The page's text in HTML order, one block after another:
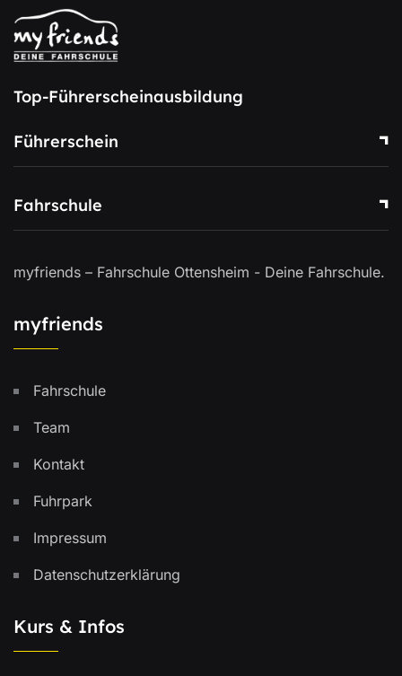
Top-Führerscheinausbildung
Führerschein
Fahrschule
myfriends – Fahrschule Ottensheim - Deine Fahrschule.
myfriends
Fahrschule
Team
Kontakt
Fuhrpark
Impressum
Datenschutzerklärung
Kurs & Infos